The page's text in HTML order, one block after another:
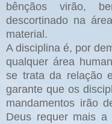
bênçãos virão,
descortinado na
material.
A disciplina é, por
qualquer área
se trata da relação
garante que os
mandamentos irão
Deus requer mais